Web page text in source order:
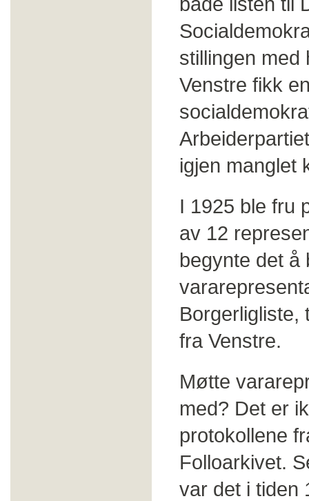
stillingen med
Venstre fikk
igjen manglet
I 1925 ble fru
av 12
begynte det å
Borgerligliste,
fra Venstre.
Møtte
med? Det er
protokollene
Folloarkivet.
var det i tiden